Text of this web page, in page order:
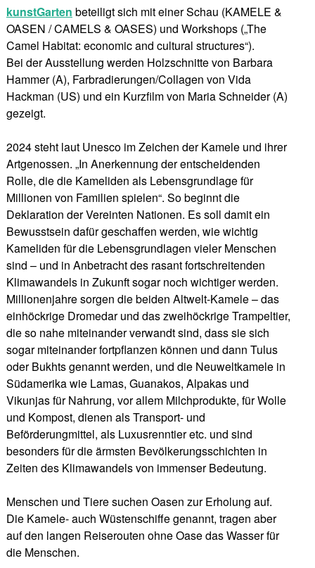
kunstGarten beteiligt sich mit einer Schau (KAMELE &
OASEN / CAMELS & OASES) und Workshops („The
Camel Habitat: economic and cultural structures“).
Bei der Ausstellung werden Holzschnitte von Barbara
Hammer (A), Farbradierungen/Collagen von Vida
Hackman (US) und ein Kurzfilm von Maria Schneider (A)
gezeigt.
2024 steht laut Unesco im Zeichen der Kamele und ihrer
Artgenossen. „In Anerkennung der entscheidenden
Rolle, die die Kameliden als Lebensgrundlage für
Millionen von Familien spielen“. So beginnt die
Deklaration der Vereinten Nationen. Es soll damit ein
Bewusstsein dafür geschaffen werden, wie wichtig
Kameliden für die Lebensgrundlagen vieler Menschen
sind – und in Anbetracht des rasant fortschreitenden
Klimawandels in Zukunft sogar noch wichtiger werden.
Millionenjahre sorgen die beiden Altwelt-Kamele – das
einhöckrige Dromedar und das zweihöckrige Trampeltier,
die so nahe miteinander verwandt sind, dass sie sich
sogar miteinander fortpflanzen können und dann Tulus
oder Bukhts genannt werden, und die Neuweltkamele in
Südamerika wie Lamas, Guanakos, Alpakas und
Vikunjas für Nahrung, vor allem Milchprodukte, für Wolle
und Kompost, dienen als Transport- und
Beförderungmittel, als Luxusrenntier etc. und sind
besonders für die ärmsten Bevölkerungsschichten in
Zeiten des Klimawandels von immenser Bedeutung.
Menschen und Tiere suchen Oasen zur Erholung auf.
Die Kamele- auch Wüstenschiffe genannt, tragen aber
auf den langen Reiserouten ohne Oase das Wasser für
die Menschen.